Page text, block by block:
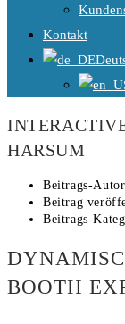
Kontakt
HARSUM
Beitrags-
Beitrag
Beitrags-
BOOTH